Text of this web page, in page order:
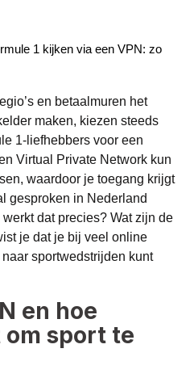
1 kijken via een VPN: zo
en betaalmuren het
maken, kiezen steeds
1-liefhebbers voor een
Virtual Private Network kun
waardoor je toegang krijgt
gesproken in Nederland
dat precies? Wat zijn de
je dat je bij veel online
sportwedstrijden kunt
en hoe
sport te